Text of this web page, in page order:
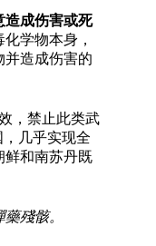
造成伤害或死
学物本身，
并造成伤害的
，禁止此类武
几乎实现全
鲜和南苏丹既